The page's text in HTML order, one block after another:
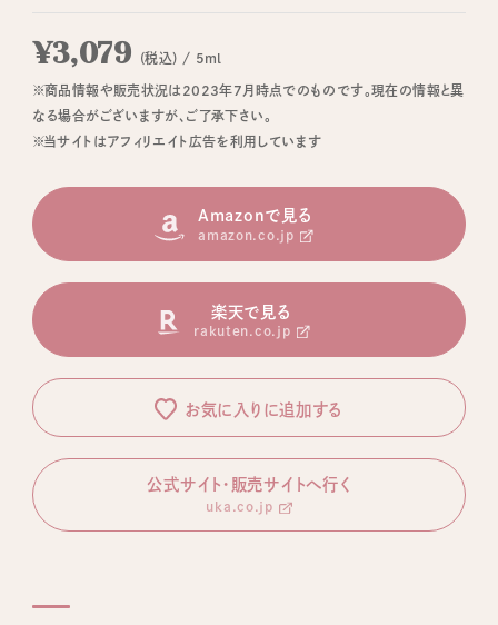
¥3,079 (税込) / 5ml
※商品情報や販売状況は2023年7月時点でのものです。現在の情報と異
なる場合がございますが、ご了承下さい。
※当サイトはアフィリエイト広告を利用しています
Amazonで見る
amazon.co.jp
楽天で見る
rakuten.co.jp
お気に入りに追加する
公式サイト・販売サイトへ行く
uka.co.jp